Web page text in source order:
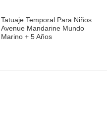
Tatuaje Temporal Para Niños
Avenue Mandarine Mundo
Marino + 5 Años